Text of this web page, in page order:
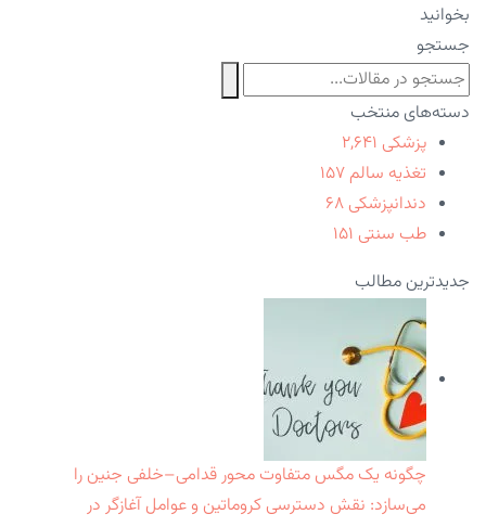
بخوانید
جستجو
دسته‌های منتخب
پزشکی ۲,۶۴۱
تغذیه سالم ۱۵۷
دندانپزشکی ۶۸
طب سنتی ۱۵۱
جدیدترین مطالب
چگونه یک مگس متفاوت محور قدامی–خلفی جنین را
می‌سازد: نقش دسترسی کروماتین و عوامل آغازگر در